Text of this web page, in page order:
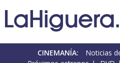
CINEMANÍA: Noticias